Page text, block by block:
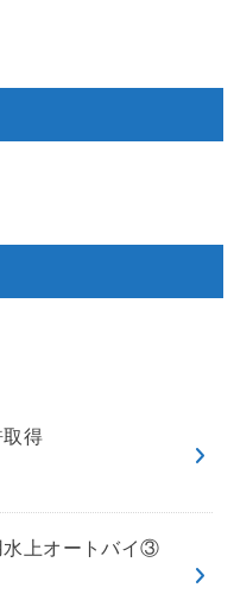
得
水上オートバイ③